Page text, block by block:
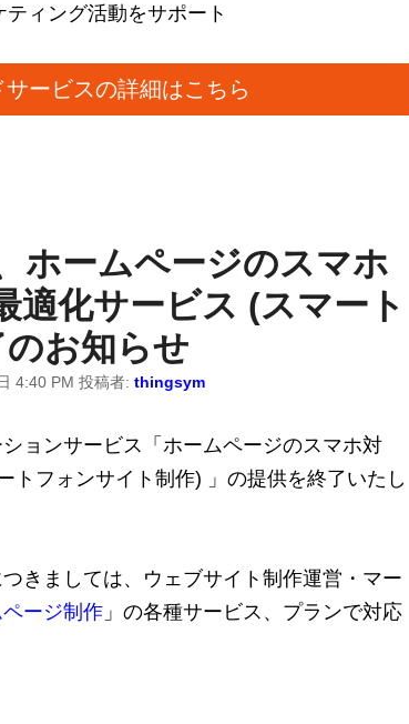
ィング活動をサポート
ービスの詳細はこちら
ホームページのスマホ
適化サービス (スマート
お知らせ
4:40 PM 投稿者: thingsym
ョンサービス「ホームページのスマホ対
トフォンサイト制作) 」の提供を終了いたし
きましては、ウェブサイト制作運営・マー
ージ制作 」の各種サービス、プランで対応